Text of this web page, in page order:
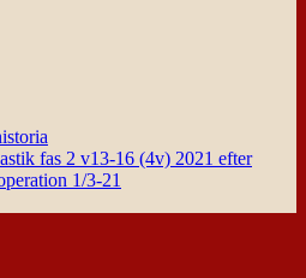
fas 2 v13-16 (4v) 2021 efter
1/3-21